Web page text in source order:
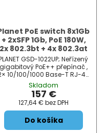
PoE switch 8x1Gb
+ 2xSFP 1Gb, PoE 180W,
2x 802.3bt + 4x 802.3at
GSD-1022UP; Neřízený
gigabitový PoE++ přepínač ,
10/100/1000 Base-T RJ-45
s injektory 802.3bt, 4×
10/100/1000 Base-T s
injektory 802.3at, 2×
10/100/1000 Base-T RJ-45, 2×
1000 Base-X SFP, napájecí
výkon...
Skladom
157 €
127,64 € bez DPH
Do košíka